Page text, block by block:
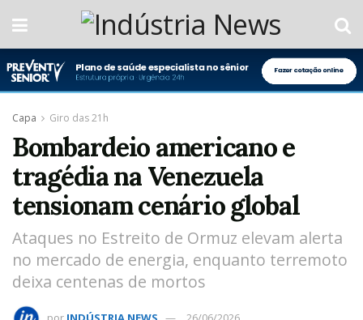
Capa Giro das 21h
Bombardeio americano e
tragédia na Venezuela
tensionam cenário global
Ataques no Estreito de Ormuz elevam alerta
no mercado de energia, enquanto terremoto
deixa centenas de mortos